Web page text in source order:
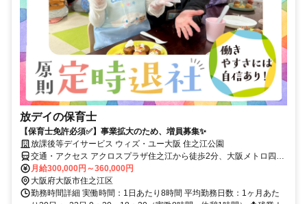
放デイの保育士
【保育士免許必須✅】事業拡大のため、増員募集✨
放課後等デイサービス ウィズ・ユー大阪 住之江公園
交通・アクセス アクロスプラザ住之江から徒歩2分、大阪メトロ四ツ
橋線「住之江公園駅」から徒歩4分、南海「堺駅」から車で10分、
JR「天王寺駅」から車で20分 ＊車・バイク・自転車通勤OK！交通費
規定支給
月給300,000円～360,000円
大阪府大阪市住之江区
勤務時間詳細 実働時間：1日あたり8時間 平均勤務日数：1ヶ月あた